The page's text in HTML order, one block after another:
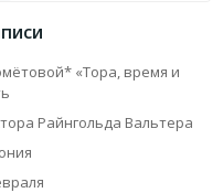
«Тора, время и
Райнгольда Вальтера